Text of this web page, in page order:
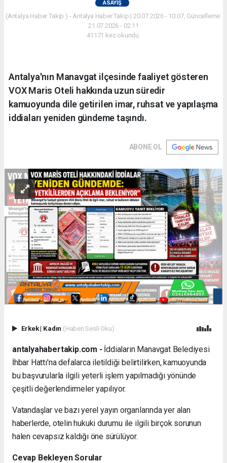
ASAYIŞ
(Antalya Haber Takip ) - Antalya Haber Takip | 20.07.2026 - 10:07, Güncelleme:
21.07.2026 - 02:11
41171 kez okundu.
Antalya'nın Manavgat ilçesinde faaliyet gösteren
VOX Maris Oteli hakkında uzun süredir
kamuoyunda dile getirilen imar, ruhsat ve yapılaşma
iddiaları yeniden gündeme taşındı.
ABONE OL
Erkek| Kadın (Haberi Sesli Oku)
antalyahabertakip.com - İddiaların Manavgat Belediyesi
İhbar Hattı'na defalarca iletildiği belirtilirken, kamuoyunda
bu başvurularla ilgili yeterli işlem yapılmadığı yönünde
çeşitli değerlendirmeler yapılıyor.
Vatandaşlar ve bazı yerel yayın organlarında yer alan
haberlerde, otelin hukuki durumu ile ilgili birçok sorunun
halen cevapsız kaldığı öne sürülüyor.
Cevap Bekleyen Sorular